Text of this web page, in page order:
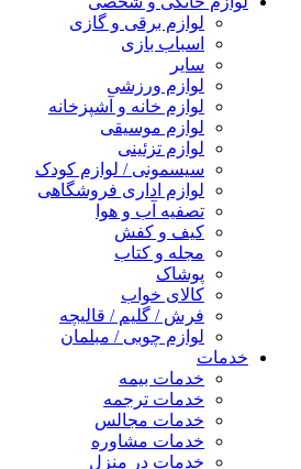
لوازم برقی و گازی
اسباب بازی
سایر
لوازم ورزشی
لوازم خانه و آشپزخانه
لوازم موسیقی
لوازم تزئینی
سیسمونی / لوازم کودک
لوازم اداری فروشگاهی
تصفیه آب و هوا
کیف و کفش
مجله و کتاب
پوشاک
کالای خواب
فرش / گلیم / قالیچه
لوازم چوبی / مبلمان
خدمات
خدمات بیمه
خدمات ترجمه
خدمات مجالس
خدمات مشاوره
خدمات در منزل